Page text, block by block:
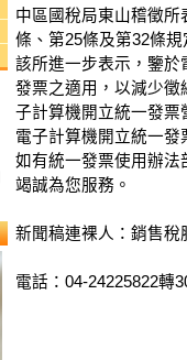
中區國稅局東山稽徵所
條、第25條及第32條
該所進一步表示，鑒於
發票之適用，以減少徵
子計算機開立統一發票
電子計算機開立統一發
如有統一發票使用辦法
竭誠為您服務。
新聞稿連裸人：銷售稅
電話：04-24225822轉